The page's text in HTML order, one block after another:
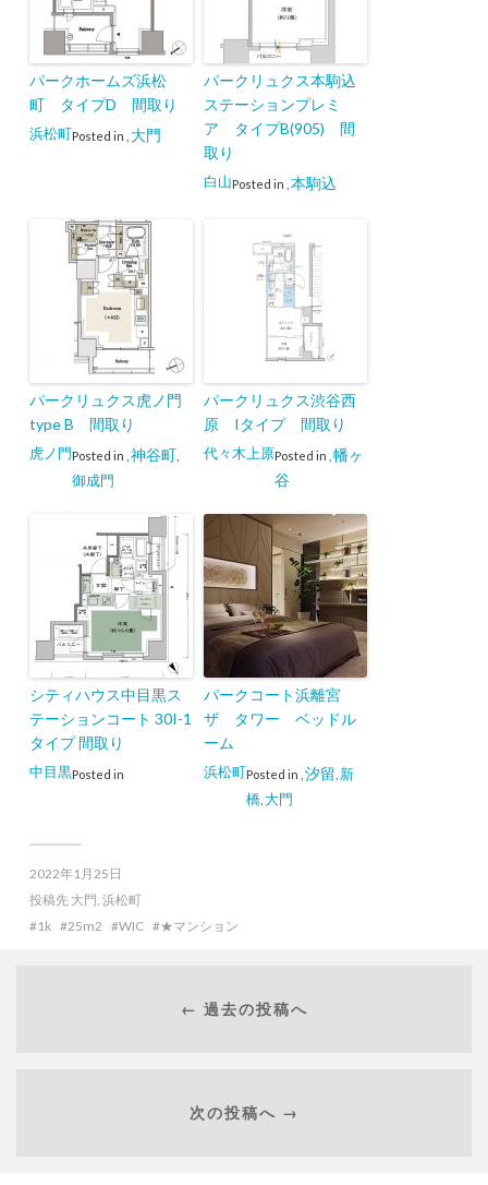
パークホームズ浜松
町 タイプD 間取り
Posted in
浜松町 大門
パークリュクス本駒込
ステーションプレミ
ア タイプB(905) 間
取り
Posted in
白山 本駒込
パークリュクス虎ノ門
type B 間取り
Posted in
虎ノ門 神谷町
御成門
パークリュクス渋谷西
原 Iタイプ 間取り
Posted in
代々木上原
幡ヶ
谷
シティハウス中目黒ス
テーションコート 30I-1
タイプ 間取り
Posted in
中目黒
パークコート浜離宮
ザ タワー ベッドル
ーム
Posted in
浜松町 汐留 新
橋, 大門
2022年1月25日
投稿先 大門 浜松町
1k
25m2 WIC ★マンション
← 過去の投稿へ
次の投稿へ →